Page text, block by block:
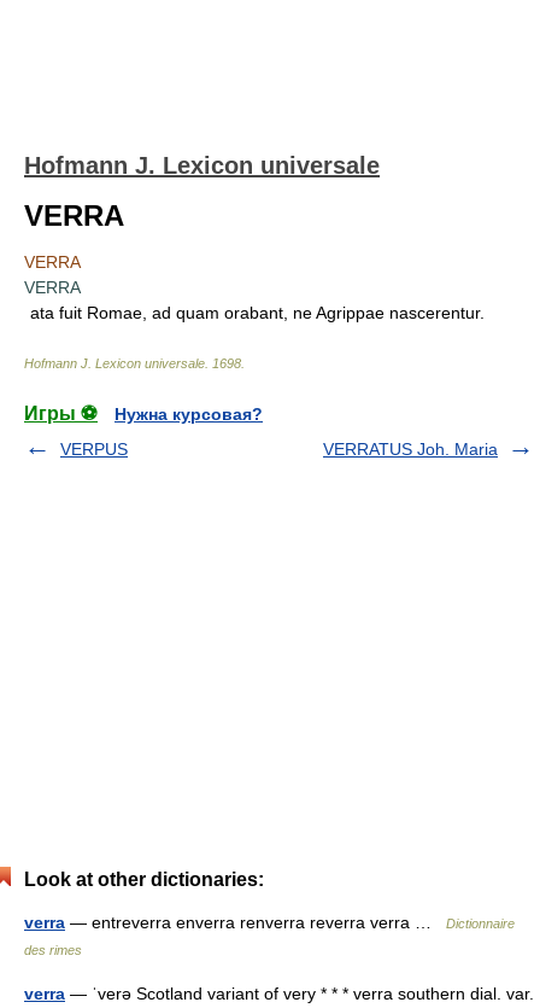
Hofmann J. Lexicon universale
VERRA
VERRA
VERRA
ata fuit Romae, ad quam orabant, ne Agrippae nascerentur.
Hofmann J. Lexicon universale 1698
Игры ⚽
Нужна курсовая?
VERPUS
VERRATUS Joh. Maria
Look at other dictionaries:
verra — entreverra enverra renverra reverra verra …
Dictionnaire
des rimes
verra — ˈverə Scotland variant of very * * * verra southern dial. var.